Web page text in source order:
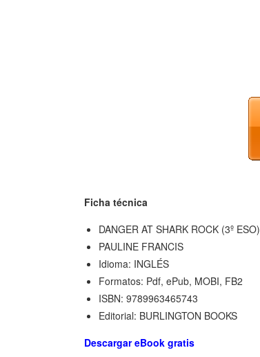
Ficha técnica
DANGER AT SHARK ROCK (3º ESO)
PAULINE FRANCIS
Idioma: INGLÉS
Formatos: Pdf, ePub, MOBI, FB2
ISBN: 9789963465743
Editorial: BURLINGTON BOOKS
Descargar eBook gratis